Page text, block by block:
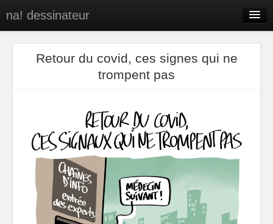
na! dessinateur
Presse
Contact
portfolio
Retour du covid, ces signes qui ne
trompent pas